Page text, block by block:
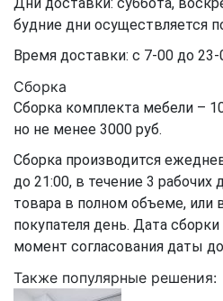
будние дни осуществляется
Время доставки: с 7-00 до 23-
Сборка
Сборка комплекта мебели –
но не менее 3000 руб.
Сборка производится
до 21:00, в течение 3 рабочих
товара в полном объеме, или
покупателя день. Дата
момент согласования даты
Также популярные решения: